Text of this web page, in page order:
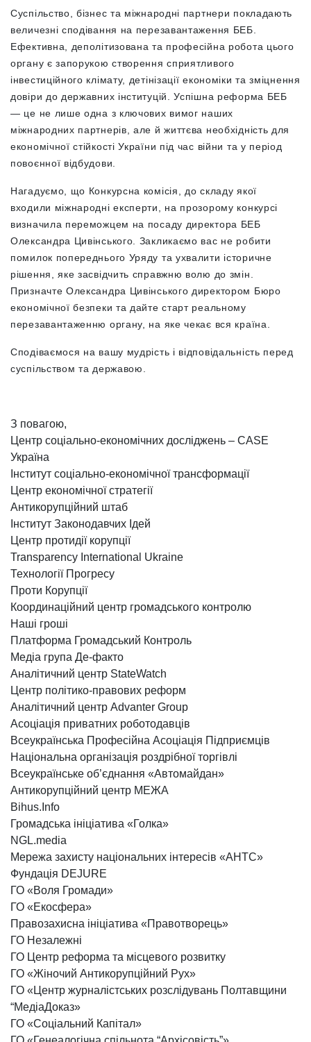
Суспільство, бізнес та міжнародні партнери покладають
величезні сподівання на перезавантаження БЕБ.
Ефективна, деполітизована та професійна робота цього
органу є запорукою створення сприятливого
інвестиційного клімату, детінізації економіки та зміцнення
довіри до державних інституцій. Успішна реформа БЕБ
— це не лише одна з ключових вимог наших
міжнародних партнерів, але й життєва необхідність для
економічної стійкості України під час війни та у період
повоєнної відбудови.
Нагадуємо, що Конкурсна комісія, до складу якої
входили міжнародні експерти, на прозорому конкурсі
визначила переможцем на посаду директора БЕБ
Олександра Цивінського. Закликаємо вас не робити
помилок попереднього Уряду та ухвалити історичне
рішення, яке засвідчить справжню волю до змін.
Призначте Олександра Цивінського директором Бюро
економічної безпеки та дайте старт реальному
перезавантаженню органу, на яке чекає вся країна.
Сподіваємося на вашу мудрість і відповідальність перед
суспільством та державою.
З повагою,
Центр соціально-економічних досліджень – CASE
Україна
Інститут соціально-економічної трансформації
Центр економічної стратегії
Антикорупційний штаб
Інститут Законодавчих Ідей
Центр протидії корупції
Transparency International Ukraine
Технології Прогресу
Проти Корупції
Координаційний центр громадського контролю
Наші гроші
Платформа Громадський Контроль
Медіа група Де-факто
Аналітичний центр StateWatch
Центр політико-правових реформ
Аналітичний центр Advanter Group
Асоціація приватних роботодавців
Всеукраїнська Професійна Асоціація Підприємців
Національна організація роздрібної торгівлі
Всеукраїнське об’єднання «Автомайдан»
Антикорупційний центр МЕЖА
Bihus.Info
Громадська ініціатива «Голка»
NGL.media
Мережа захисту національних інтересів «АНТС»
Фундація DEJURE
ГО «Воля Громади»
ГО «Екосфера»
Правозахисна ініціатива «Правотворець»
ГО Незалежні
ГО Центр реформа та місцевого розвитку
ГО «Жіночий Антикорупційний Рух»
ГО «Центр журналістських розслідувань Полтавщини
“МедіаДоказ»
ГО «Соціальний Капітал»